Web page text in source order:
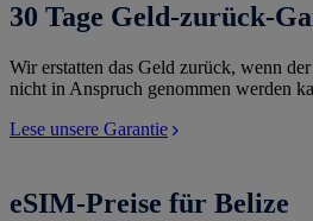
30 Tage Geld-zurück-
Wir erstatten das Geld zurück, wenn
nicht in Anspruch genommen werden
Lese unsere Garantie
eSIM-Preise für Belize